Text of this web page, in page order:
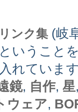
ンク集 (岐
ということ
れていま
鏡, 自作, 星
ウェア,